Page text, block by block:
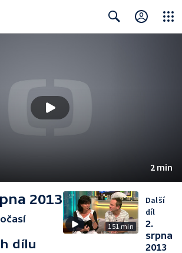
2 min
2013
dílu
151 min
Další
díl
2.
srpna
2013